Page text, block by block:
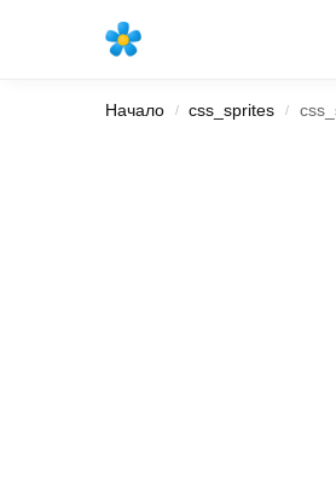
Най-новите продукти
Начало / css_sprites /